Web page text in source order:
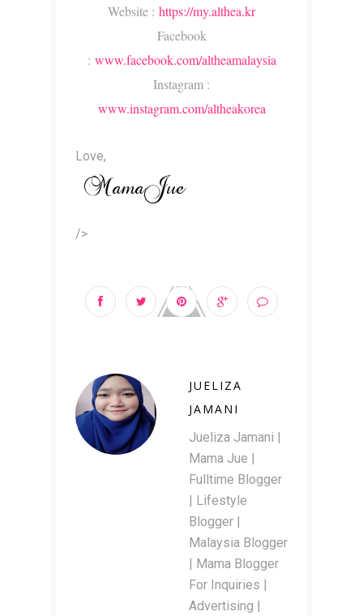
Website : https://my.althea.kr
Facebook
: www.facebook.com/altheamalaysia
Instagram :
www.instagram.com/altheakorea
Love,
/>
JUELIZA
JAMANI
Jueliza Jamani |
Mama Jue |
Fulltime Blogger
| Lifestyle
Blogger |
Malaysia Blogger
| Mama Blogger
For Inquiries |
Advertising |